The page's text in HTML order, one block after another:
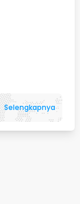
Selengkapnya